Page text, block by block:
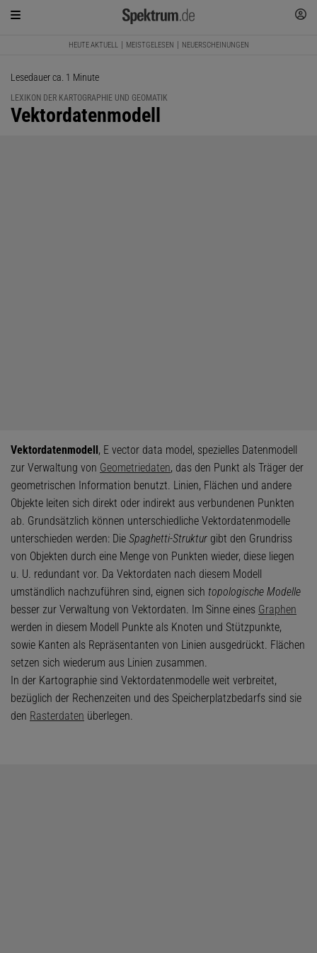
HEUTE AKTUELL MEISTGELESEN NEUERSCHEINUNGEN
Lesedauer ca. 1 Minute
LEXIKON DER KARTOGRAPHIE UND GEOMATIK
:
Vektordatenmodell
Vektordatenmodell, E vector data model, spezielles Datenmodell
zur Verwaltung von Geometriedaten, das den Punkt als Träger der
geometrischen Information benutzt. Linien, Flächen und andere
Objekte leiten sich direkt oder indirekt aus verbundenen Punkten
ab. Grundsätzlich können unterschiedliche Vektordatenmodelle
unterschieden werden: Die Spaghetti-Struktur gibt den Grundriss
von Objekten durch eine Menge von Punkten wieder, diese liegen
u. U. redundant vor. Da Vektordaten nach diesem Modell
umständlich nachzuführen sind, eignen sich topologische Modelle
besser zur Verwaltung von Vektordaten. Im Sinne eines Graphen
werden in diesem Modell Punkte als Knoten und Stützpunkte,
sowie Kanten als Repräsentanten von Linien ausgedrückt. Flächen
setzen sich wiederum aus Linien zusammen.
In der Kartographie sind Vektordatenmodelle weit verbreitet,
bezüglich der Rechenzeiten und des Speicherplatzbedarfs sind sie
den Rasterdaten überlegen.